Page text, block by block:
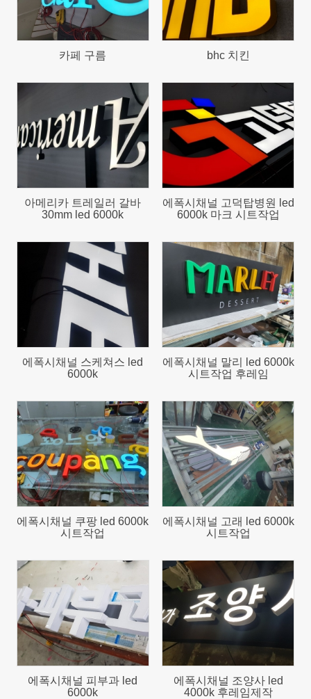
카페 구름 bhc 치킨
743
아메리카 트레일러 갈바
30mm led 6000k
893
에폭시채널 고덕탑병원 led
6000k 마크 시트작업
에폭시채널 스케쳐스 led
6000k
792
에폭시채널 말리 led 6000k
시트작업 후레임
922
에폭시채널 쿠팡 led 6000k
시트작업
830
에폭시채널 고래 led 6000k
시트작업
1077
에폭시채널 피부과 led
6000k
1076
에폭시채널 조양사 led
4000k 후레임제작